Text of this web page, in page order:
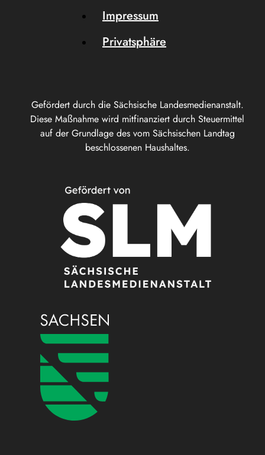
Gefördert durch die Sächsische Landesmedienanstalt.
Diese Maßnahme wird mitfinanziert durch Steuermittel
auf der Grundlage des vom Sächsischen Landtag
beschlossenen Haushaltes.
Impressum
Privatsphäre